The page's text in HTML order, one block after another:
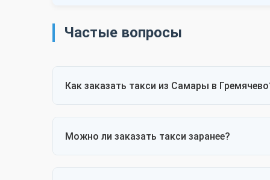
Частые вопросы
Как заказать такси из Самары в
Можно ли заказать такси заранее?